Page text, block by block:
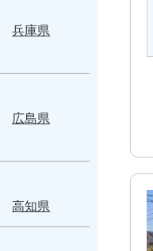
兵庫県
広島県
高知県